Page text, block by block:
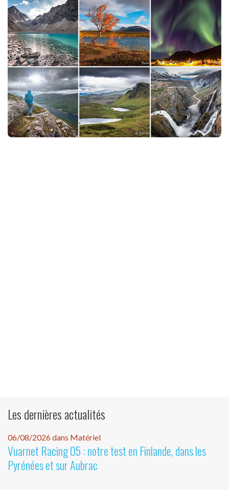
Les dernières actualités
06/08/2026 dans Matériel
Vuarnet Racing 05 : notre test en Finlande, dans les
Pyrénées et sur Aubrac